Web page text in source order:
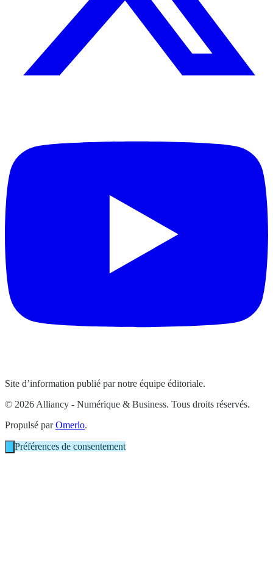
Site d’information publié par notre équipe éditoriale.
© 2026 Alliancy - Numérique & Business. Tous droits réservés.
Propulsé parOmerlo.
Préférences de consentement